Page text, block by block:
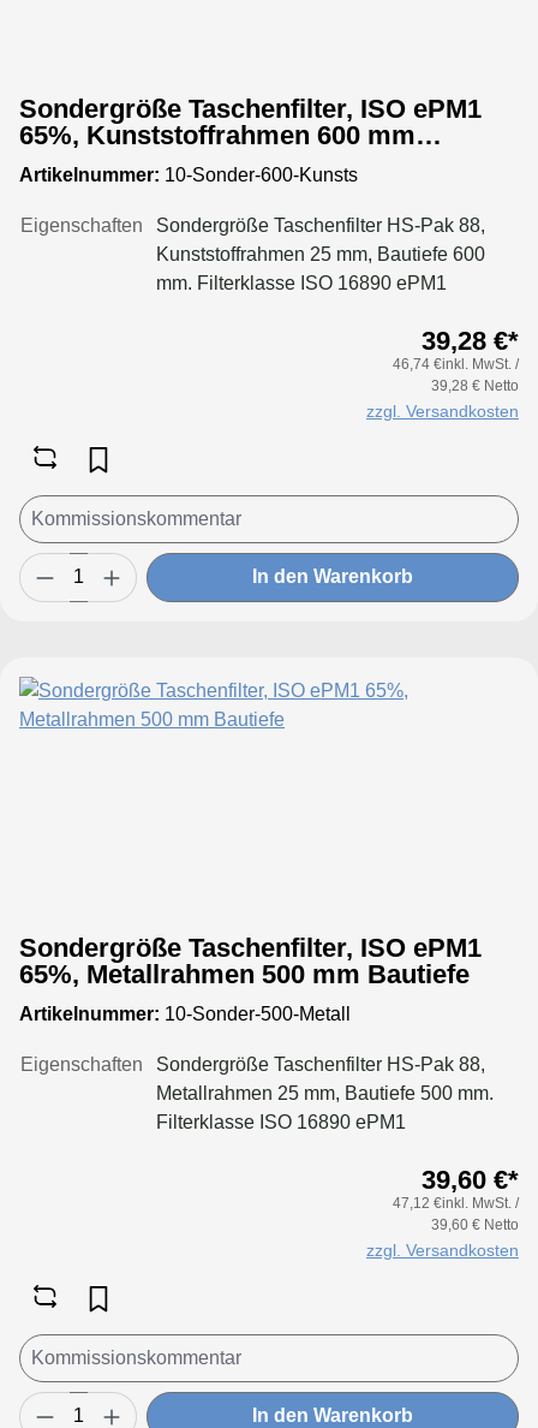
Sondergröße Taschenfilter, ISO ePM1
65%, Kunststoffrahmen 600 mm
Bautiefe
Artikelnummer: 10-Sonder-600-Kunsts
Eigenschaften
Sondergröße Taschenfilter HS-Pak 88,
Kunststoffrahmen 25 mm, Bautiefe 600
mm. Filterklasse ISO 16890 ePM1
in folgenden Grenzen:Maße Breite: 170
bis 950 mmMaße Höhe: 170 bis 650
mmTaschenanzahl Breite: bis 170 mm 2
Taschenbis 250 mm 3 Taschenbis 300 mm
700 mm 9 Taschenbis 800 mm 10
Taschenbis 950 mm 12 Taschen
39,28 €*
46,74 €inkl. MwSt. /
39,28 € Netto
zzgl. Versandkosten
In den Warenkorb
Sondergröße Taschenfilter, ISO ePM1
65%, Metallrahmen 500 mm Bautiefe
Artikelnummer: 10-Sonder-500-Metall
Eigenschaften
Sondergröße Taschenfilter HS-Pak 88,
Metallrahmen 25 mm, Bautiefe 500 mm.
Filterklasse ISO 16890 ePM1
in folgenden Grenzen:Maße Breite: 170
bis 950 mmMaße Höhe: 170 bis 650
mmTaschenanzahl Breite: bis 170 mm 2
Taschenbis 250 mm 3 Taschenbis 300 mm
700 mm 9 Taschenbis 800 mm 10
Taschenbis 950 mm 12 Taschen
39,60 €*
47,12 €inkl. MwSt. /
39,60 € Netto
zzgl. Versandkosten
In den Warenkorb